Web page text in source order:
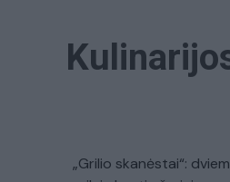
„Grilio skanėstai“: